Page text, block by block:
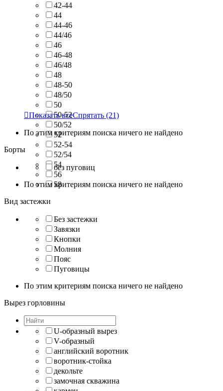
42-44
44
44-46
44/46
46
46-48
46/48
48
48-50
48/50
50
50-52
50/52
52
52-54
52/54
54
56
58
Показать всеСпрятать (21)
По этим критериям поиска ничего не найдено
Борты
без пуговиц
По этим критериям поиска ничего не найдено
Вид застежки
Без застежки
Завязки
Кнопки
Молния
Пояс
Пуговицы
По этим критериям поиска ничего не найдено
Вырез горловины
U-образный вырез
V-образный
английский воротник
воротник-стойка
декольте
замочная скважина